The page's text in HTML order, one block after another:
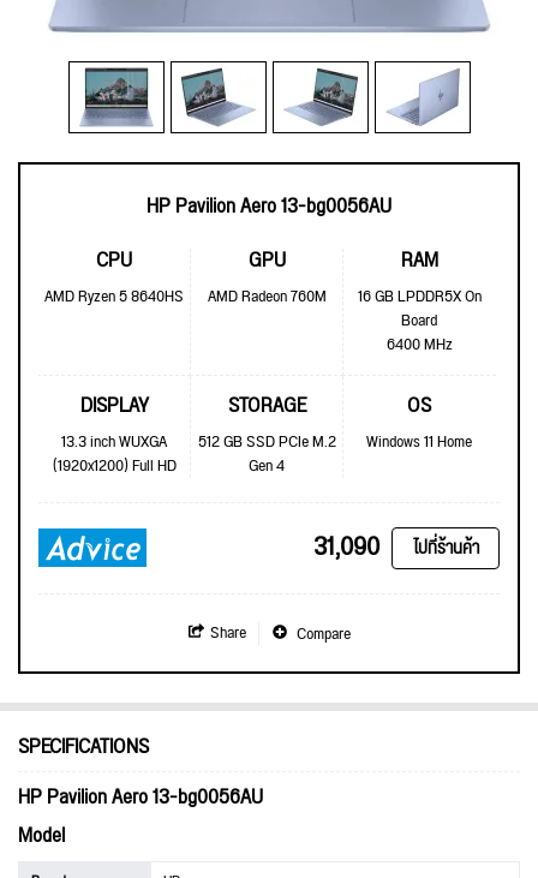
HP Pavilion Aero 13-bg0056AU
CPU
AMD Ryzen 5 8640HS
GPU
AMD Radeon 760M
RAM
16 GB LPDDR5X On
Board
6400 MHz
DISPLAY
13.3 inch WUXGA
(1920x1200) Full HD
STORAGE
512 GB SSD PCIe M.2
Gen 4
OS
Windows 11 Home
31,090 ไปที่ร้านค้า
Share Compare
SPECIFICATIONS
HP Pavilion Aero 13-bg0056AU
Model